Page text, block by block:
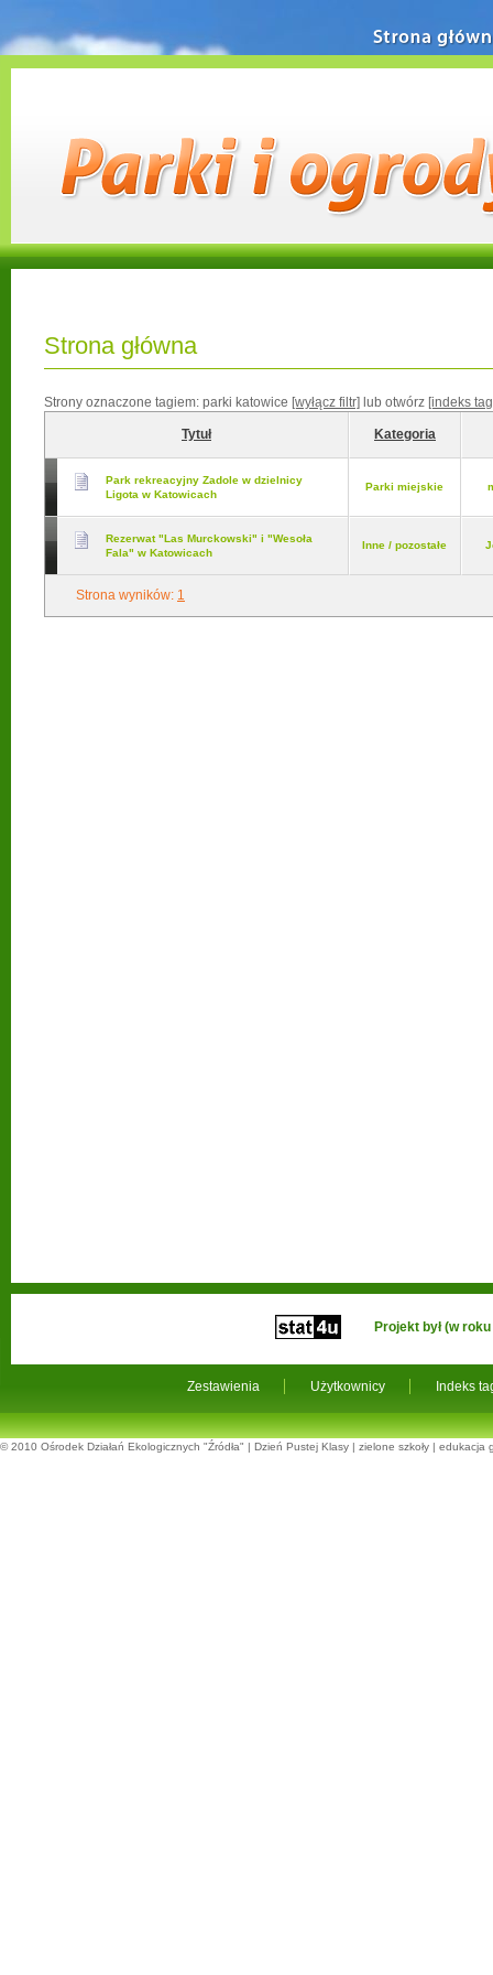
Strona główna
Strony oznaczone tagiem: parki katowice [wyłącz filtr] lub otwórz [indeks
Tytuł Kategoria
Park rekreacyjny Zadole w dzielnicy
Ligota w Katowicach
Parki miejskie
Rezerwat "Las Murckowski" i "Wesoła
Fala" w Katowicach
Inne / pozostałe
Strona wyników: 1
Strona główna
Zestawienia Użytkownicy Indeks
Projekt był (w
© 2010 Ośrodek Działań Ekologicznych "Źródła" | Dzień Pustej Klasy | zielone szkoły | edukacja